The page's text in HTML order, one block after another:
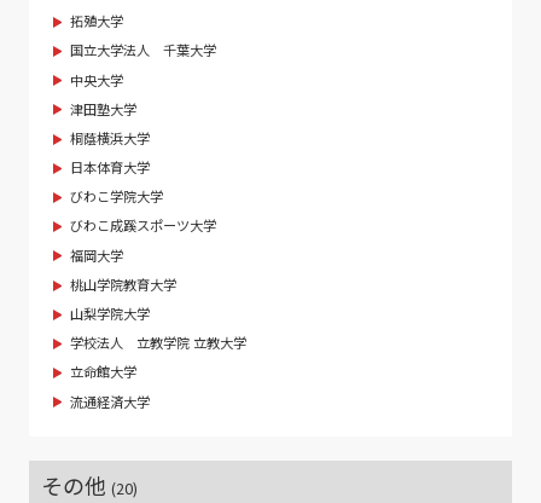
拓殖大学
国立大学法人 千葉大学
中央大学
津田塾大学
桐蔭横浜大学
日本体育大学
びわこ学院大学
びわこ成蹊スポーツ大学
福岡大学
桃山学院教育大学
山梨学院大学
学校法人 立教学院 立教大学
立命館大学
流通経済大学
その他 (20)